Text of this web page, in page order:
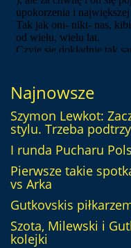
Najnowsze
Szymon Lewkot:
stylu. Trzeba
I runda Pucharu
Pierwsze takie
vs Arka
Gutkovskis
Szota, Milewski i
kolejki